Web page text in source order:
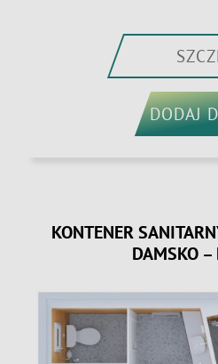
DODAJ
KONTENER
DAMSKO –